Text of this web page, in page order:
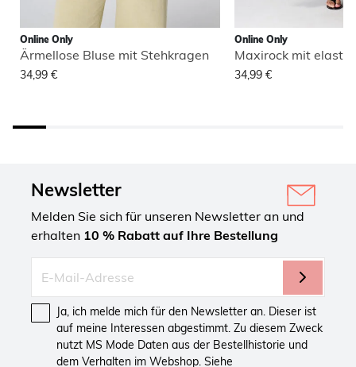
Online Only
Ärmellose Bluse mit Stehkragen
34,99 €
Online Only
Maxirock mit
34,99 €
Newsletter
Melden Sie sich für unseren Newsletter an und
erhalten 10 % Rabatt auf Ihre Bestellung
Ja, ich melde mich für den Newsletter an. Dieser ist
auf meine Interessen abgestimmt. Zu diesem Zweck
nutzt MS Mode Daten aus der Bestellhistorie und
dem Verhalten im Webshop. Siehe